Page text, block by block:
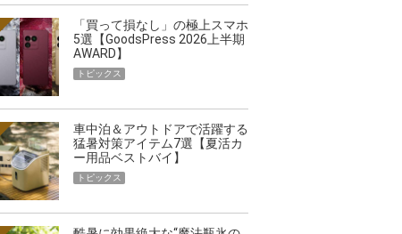
「買って損なし」の極上スマホ
5選【GoodsPress 2026上半期
AWARD】
トピックス
車中泊＆アウトドアで活躍する
猛暑対策アイテム7選【夏活カ
ー用品ベストバイ】
トピックス